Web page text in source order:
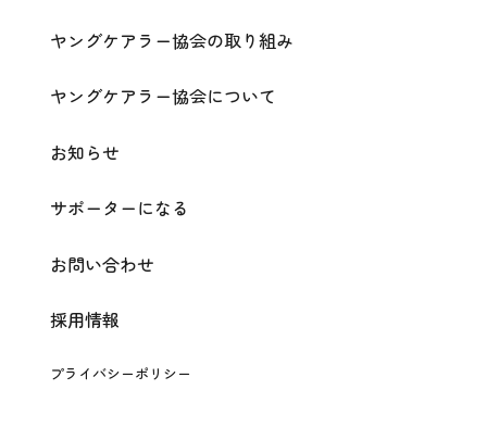
ヤングケアラー協会の取り組み
ヤングケアラー協会について
お知らせ
サポーターになる
お問い合わせ
採用情報
プライバシーポリシー